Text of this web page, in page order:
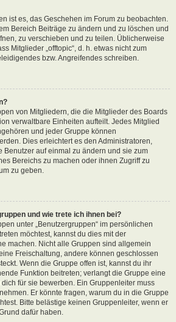
ist es, das Geschehen im Forum zu beobachten.
Bereich Beiträge zu ändern und zu löschen und
zu verschieben und zu teilen. Üblicherweise
Mitglieder „offtopic“, d. h. etwas nicht zum
bzw. Angreifendes schreiben.
von Mitgliedern, die die Mitglieder des Boards
verwaltbare Einheiten aufteilt. Jedes Mitglied
und jeder Gruppe können
Dies erleichtert es den Administratoren,
Benutzer auf einmal zu ändern und sie zum
Bereichs zu machen oder ihnen Zugriff zu
zu geben.
und wie trete ich ihnen bei?
unter „Benutzergruppen“ im persönlichen
möchtest, kannst du dies mit der
machen. Nicht alle Gruppen sind allgemein
Freischaltung, andere können geschlossen
Wenn die Gruppe offen ist, kannst du ihr
Funktion beitreten; verlangt die Gruppe eine
für sie bewerben. Ein Gruppenleiter muss
Er könnte fragen, warum du in die Gruppe
Bitte belästige keinen Gruppenleiter, wenn er
dafür haben.